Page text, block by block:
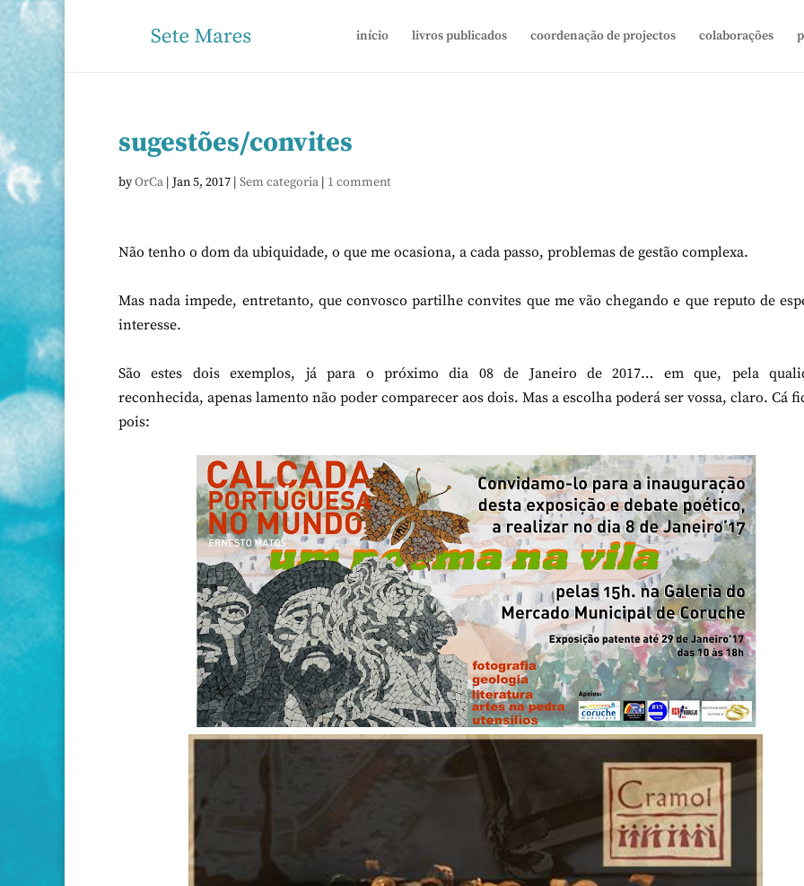
início livros publicados coordenação de projectos colaborações
sugestões/convites
byOrCa | Jan 5, 2017 | Sem categoria | 1 comment
Não tenho o dom da ubiquidade, o que me ocasiona, a cada passo, problemas de gestão complexa.
Mas nada impede, entretanto, que convosco partilhe convites que me vão chegando e que reputo de
interesse.
São estes dois exemplos, já para o próximo dia 08 de Janeiro de 2017… em que, pela
reconhecida, apenas lamento não poder comparecer aos dois. Mas a escolha poderá ser vossa, claro. Cá
pois: